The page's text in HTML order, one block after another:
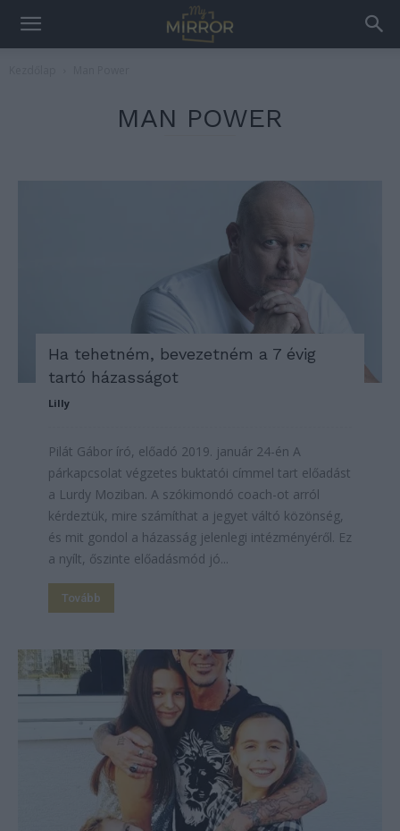
MAN POWER
Ha tehetném, bevezetném a 7 évig
tartó házasságot
Lilly
Pilát Gábor író, előadó 2019. január 24-én A
párkapcsolat végzetes buktatói címmel tart előadást
a Lurdy Moziban. A szókimondó coach-ot arról
kérdeztük, mire számíthat a jegyet váltó közönség,
és mit gondol a házasság jelenlegi intézményéről. Ez
a nyílt, őszinte előadásmód jó...
Tovább